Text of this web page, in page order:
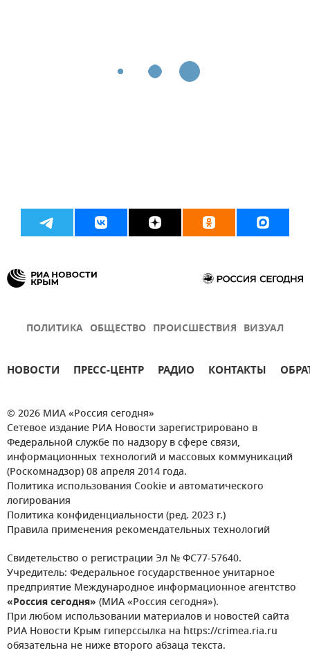
ПОЛИТИКА ОБЩЕСТВО ПРОИСШЕСТВИЯ ВИЗУАЛ
НОВОСТИ ПРЕСС-ЦЕНТР РАДИО КОНТАКТЫ
© 2026 МИА «Россия сегодня»
Сетевое издание РИА Новости зарегистрировано в
Федеральной службе по надзору в сфере связи,
информационных технологий и массовых коммуникаций
(Роскомнадзор) 08 апреля 2014 года.
Политика использования Cookie и автоматического
логирования
Политика конфиденциальности (ред. 2023 г.)
Правила применения рекомендательных технологий
Свидетельство о регистрации Эл № ФС77-57640.
Учредитель: Федеральное государственное унитарное
предприятие Международное информационное агентство
«Россия сегодня» (МИА «Россия сегодня»).
При любом использовании материалов и новостей сайта
РИА Новости Крым гиперссылка на https://crimea.ria.ru
обязательна не ниже второго абзаца текста.